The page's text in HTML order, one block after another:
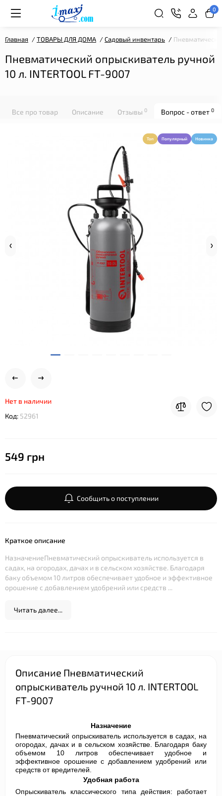
0
Главная ТОВАРЫ ДЛЯ ДОМА Садовый инвентарь
Пневматический опрыскиватель ручной
10 л. INTERTOOL FT-9007
Все про товар Описание Отзывы 0 Вопрос - ответ 0
Топ Популярный Новинка
Нет в наличии
Код: 52961
549 грн
Сообщить о поступлении
Краткое описание
НазначениеПневматический опрыскиватель используется в
садах, на огородах, дачах и в сельском хозяйстве. Благодаря
баку объемом 10 литров обеспечивает удобное и эффективное
орошение с добавлением удобрений или средств ...
Читать далее...
Описание Пневматический
опрыскиватель ручной 10 л. INTERTOOL
FT-9007
Назначение
Пневматический опрыскиватель используется в садах, на
огородах, дачах и в сельском хозяйстве. Благодаря баку
объемом 10 литров обеспечивает удобное и
эффективное орошение с добавлением удобрений или
средств от вредителей.
Удобная работа
Опрыскиватель классического типа действия: работает